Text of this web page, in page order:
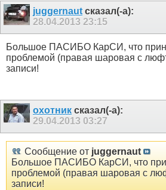
juggernaut сказал(-а):
28.04.2013 23:15
Большое ПАСИБО КарСИ, что
проблемой (правая шаровая с
записи!
охотник сказал(-а):
29.04.2013 03:27
Сообщение от juggernaut
Большое ПАСИБО КарСИ, что
проблемой (правая шаровая с
записи!